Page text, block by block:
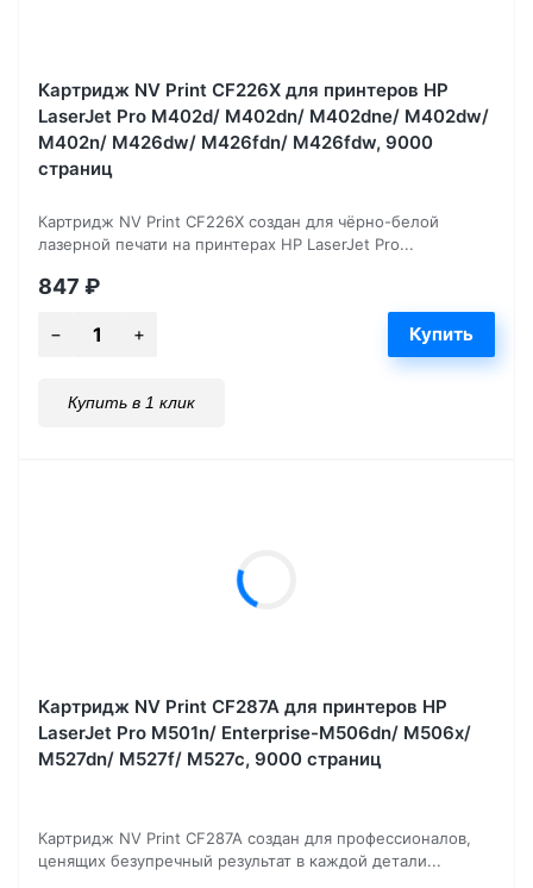
Картридж NV Print CF226X для принтеров HP
LaserJet Pro M402d/ M402dn/ M402dne/ M402dw/
M402n/ M426dw/ M426fdn/ M426fdw, 9000
страниц
Картридж NV Print CF226X создан для чёрно-белой
лазерной печати на принтерах HP LaserJet Pro...
847 ₽
Купить в 1 клик
Картридж NV Print CF287A для принтеров HP
LaserJet Pro M501n/ Enterprise-M506dn/ M506x/
M527dn/ M527f/ M527c, 9000 страниц
Картридж NV Print CF287A создан для профессионалов,
ценящих безупречный результат в каждой детали...